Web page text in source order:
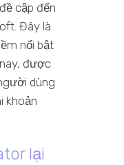
cập đến
Đây là
nổi bật
được
dùng
khoản
lại